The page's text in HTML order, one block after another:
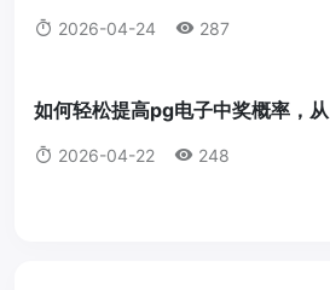
游戏世界金沙PG电子游戏下载
2026-04-24 287
如何轻松提高pg电子中奖概率，从
数据到策略的全面解析pg电子要怎
样容易中奖
2026-04-22 248